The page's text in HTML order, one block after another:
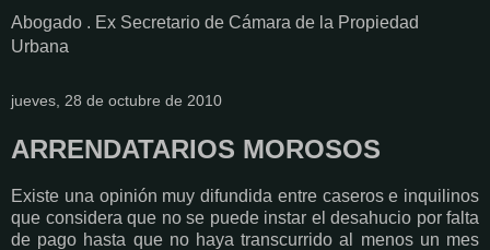
Abogado . Ex Secretario de Cámara de la Propiedad
Urbana
jueves, 28 de octubre de 2010
ARRENDATARIOS MOROSOS
Existe una opinión muy difundida entre caseros e inquilinos
que considera que no se puede instar el desahucio por falta
de pago hasta que no haya transcurrido al menos un mes